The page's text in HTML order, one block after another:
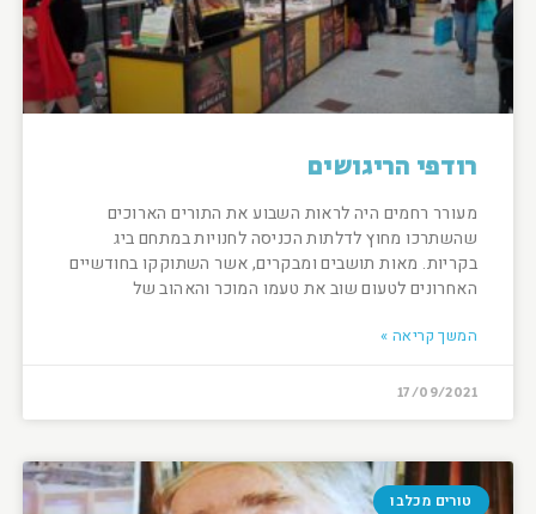
רודפי הריגושים
מעורר רחמים היה לראות השבוע את התורים הארוכים
שהשתרכו מחוץ לדלתות הכניסה לחנויות במתחם ביג
בקריות. מאות תושבים ומבקרים, אשר השתוקקו בחודשיים
האחרונים לטעום שוב את טעמו המוכר והאהוב של
המשך קריאה »
17/09/2021
טורים מכלבו